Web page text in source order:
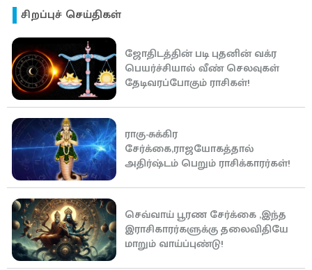
சிறப்புச் செய்திகள்
ஜோதிடத்தின் படி புதனின் வக்ர
பெயர்ச்சியால் வீண் செலவுகள்
தேடிவரப்போகும் ராசிகள்!
ராகு-சுக்கிர
சேர்க்கை,ராஜயோகத்தால்
அதிர்ஷ்டம் பெறும் ராசிக்காரர்கள்!
செவ்வாய் பூரண சேர்க்கை ,இந்த
இராசிகாரர்களுக்கு தலைவிதியே
மாறும் வாய்ப்புண்டு!